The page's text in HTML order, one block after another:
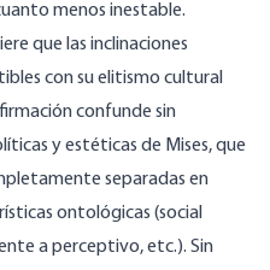
menos inestable.
que las inclinaciones
con su elitismo cultural
confunde sin
y estéticas de Mises, que
separadas en
ontológicas (social
a perceptivo, etc.). Sin